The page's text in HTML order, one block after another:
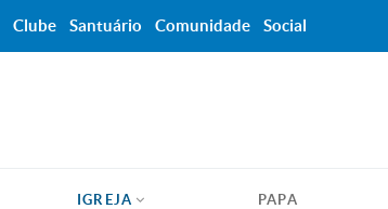
IGREJA PAPA
Clube Santuário Comunidade Social